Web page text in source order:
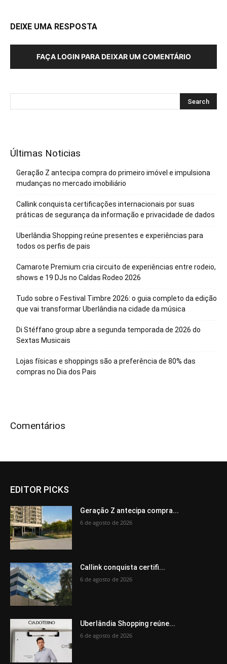
DEIXE UMA RESPOSTA
FAÇA LOGIN PARA DEIXAR UM COMENTÁRIO
Últimas Noticias
Geração Z antecipa compra do primeiro imóvel e impulsiona
mudanças no mercado imobiliário
Callink conquista certificações internacionais por suas
práticas de segurança da informação e privacidade de dados
Uberlândia Shopping reúne presentes e experiências para
todos os perfis de pais
Camarote Premium cria circuito de experiências entre rodeio,
shows e 19 DJs no Caldas Rodeo 2026
Tudo sobre o Festival Timbre 2026: o guia completo da edição
que vai transformar Uberlândia na cidade da música
Di Stéffano group abre a segunda temporada de 2026 do
Sextas Musicais
Lojas físicas e shoppings são a preferência de 80% das
compras no Dia dos Pais
Comentários
EDITOR PICKS
Geração Z antecipa compra...
6 de agosto de 2026
Callink conquista certifi...
6 de agosto de 2026
Uberlândia Shopping reúne...
6 de agosto de 2026